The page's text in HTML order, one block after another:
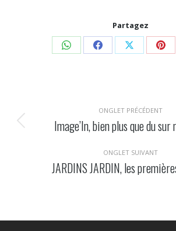
Partagez
Share Share Share
de
commentaire
ONGLET PRÉCÉDENT
Onglet
Image’In, bien plus que du sur
ONGLET SUIVANT
Onglet
JARDINS JARDIN, les